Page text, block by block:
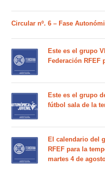
Circular nº. 6 – Fase
Este es el grupo
Federación RFEF
Este es el grupo
fútbol sala de la
El calendario del
RFEF para la
martes 4 de